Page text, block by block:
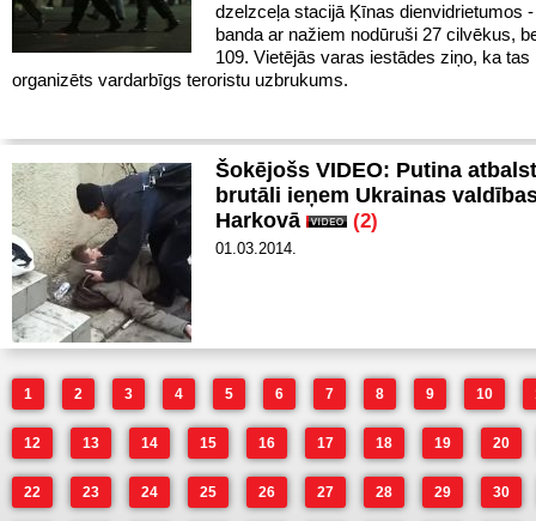
dzelzceļa stacijā Ķīnas dienvidrietumos
banda ar nažiem nodūruši 27 cilvēkus,
109. Vietējās varas iestādes ziņo, ka tas
organizēts vardarbīgs teroristu uzbrukums.
Šokējošs VIDEO: Putina
brutāli ieņem Ukrainas
Harkovā
(2)
01.03.2014.
1 2 3 4 5 6 7 8 9 10
12 13 14 15 16 17 18 19 20
22 23 24 25 26 27 28 29 30